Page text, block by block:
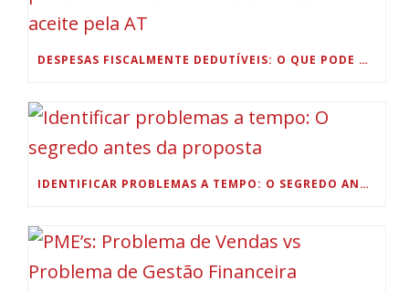
DESPESAS FISCALMENTE DEDUTÍVEIS: O QUE PODE OU NÃO SER CONSIDERADO CUSTO ACEITE PELA AT
IDENTIFICAR PROBLEMAS A TEMPO: O SEGREDO ANTES DA PROPOSTA